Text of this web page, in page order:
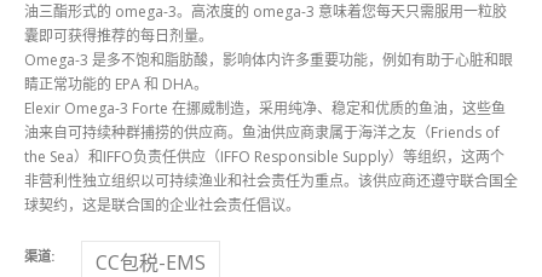
油三酯形式的 omega-3。高浓度的 omega-3 意味着您每天只需服用一粒胶
囊即可获得推荐的每日剂量。
Omega-3 是多不饱和脂肪酸，影响体内许多重要功能，例如有助于心脏和眼
睛正常功能的 EPA 和 DHA。
Elexir Omega-3 Forte 在挪威制造，采用纯净、稳定和优质的鱼油，这些鱼
油来自可持续种群捕捞的供应商。鱼油供应商隶属于海洋之友（Friends of
the Sea）和IFFO负责任供应（IFFO Responsible Supply）等组织，这两个
非营利性独立组织以可持续渔业和社会责任为重点。该供应商还遵守联合国全
球契约，这是联合国的企业社会责任倡议。
渠道 CC包税-EMS